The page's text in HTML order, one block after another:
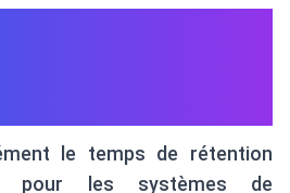
le temps de rétention
pour les systèmes de